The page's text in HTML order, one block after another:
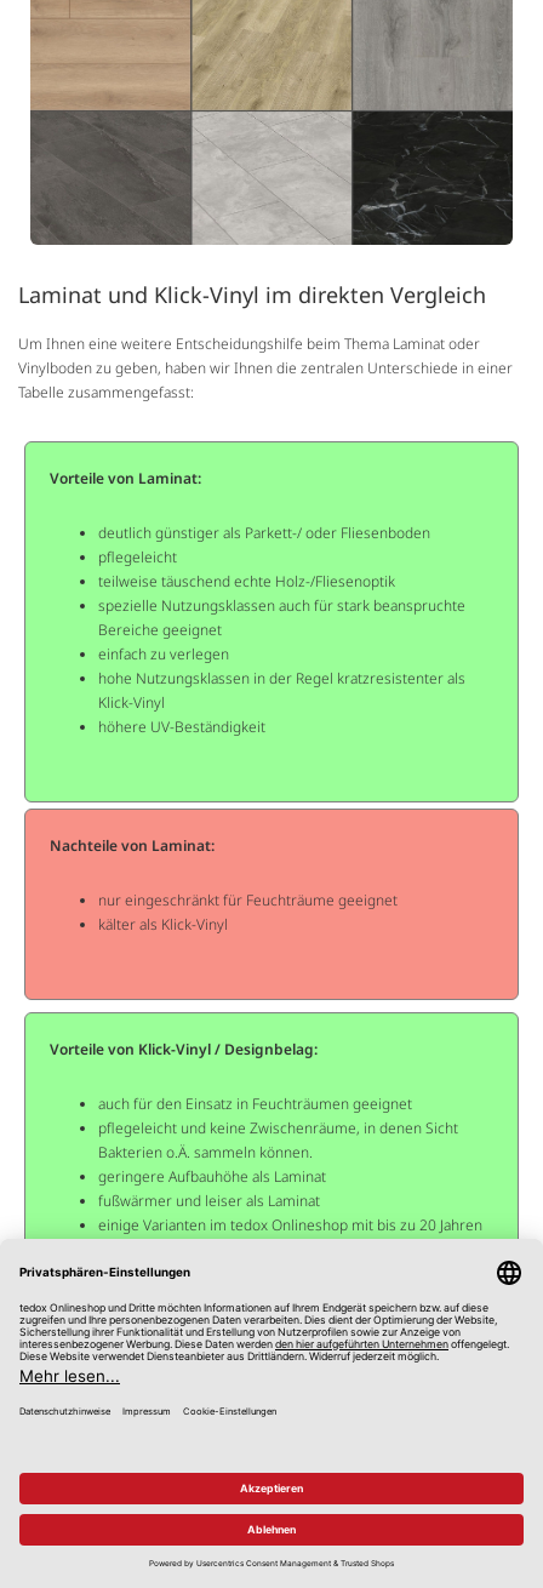
Laminat und Klick-Vinyl im direkten Vergleich
Um Ihnen eine weitere Entscheidungshilfe beim Thema Laminat oder
Vinylboden zu geben, haben wir Ihnen die zentralen Unterschiede in einer
Tabelle zusammengefasst:
Vorteile von Laminat:
deutlich günstiger als Parkett-/ oder Fliesenboden
pflegeleicht
teilweise täuschend echte Holz-/Fliesenoptik
spezielle Nutzungsklassen auch für stark beanspruchte
Bereiche geeignet
einfach zu verlegen
hohe Nutzungsklassen in der Regel kratzresistenter als
Klick-Vinyl
höhere UV-Beständigkeit
Nachteile von Laminat:
nur eingeschränkt für Feuchträume geeignet
kälter als Klick-Vinyl
Vorteile von Klick-Vinyl / Designbelag:
auch für den Einsatz in Feuchträumen geeignet
pflegeleicht und keine Zwischenräume, in denen Sicht
Bakterien o.Ä. sammeln können.
geringere Aufbauhöhe als Laminat
fußwärmer und leiser als Laminat
einige Varianten im tedox Onlineshop mit bis zu 20 Jahren
Nachteile von Klick Vinyl / Designbelag:
in der Regel teurer als Laminat
nicht so kratzfest wie Laminat
Trittschalldämmung für Laminat und Klick-Vinyl